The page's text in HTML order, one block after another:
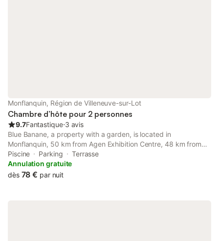
Monflanquin, Région de Villeneuve-sur-Lot
Chambre d’hôte pour 2 personnes
9.7Fantastique⋅3 avis
Blue Banane, a property with a garden, is located in
Monflanquin, 50 km from Agen Exhibition Centre, 48 km from
Stade Armandie, as well as 12 km from Villeneuve sur Lot Golf
Club. This property offers access to a terrace and free private
parking.
Piscine Parking
Terrasse
Annulation gratuite
dès 78 € par nuit